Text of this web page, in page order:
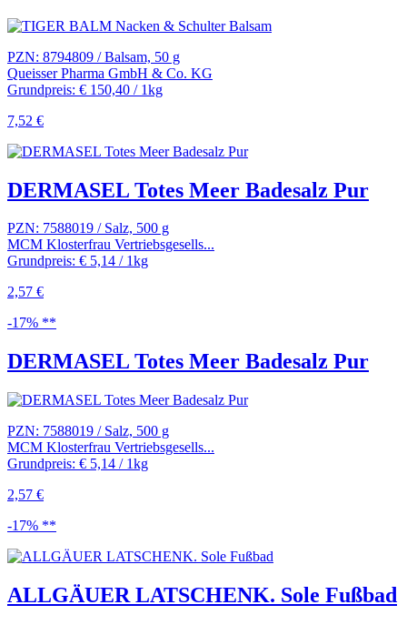
PZN: 8794809 / Balsam, 50 g
Queisser Pharma GmbH & Co. KG
Grundpreis: € 150,40 / 1kg
7,52 €
DERMASEL Totes Meer Badesalz Pur
PZN: 7588019 / Salz, 500 g
MCM Klosterfrau Vertriebsgesells...
Grundpreis: € 5,14 / 1kg
2,57 €
-17% **
DERMASEL Totes Meer Badesalz Pur
PZN: 7588019 / Salz, 500 g
MCM Klosterfrau Vertriebsgesells...
Grundpreis: € 5,14 / 1kg
2,57 €
-17% **
ALLGÄUER LATSCHENK. Sole Fußbad